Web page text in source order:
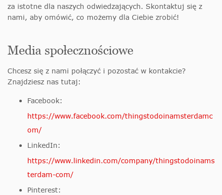
za istotne dla naszych odwiedzających. Skontaktuj się z
nami, aby omówić, co możemy dla Ciebie zrobić!
Media społecznościowe
Chcesz się z nami połączyć i pozostać w kontakcie?
Znajdziesz nas tutaj:
Facebook:
https://www.facebook.com/thingstodoinamsterdamc
om/
LinkedIn:
https://www.linkedin.com/company/thingstodoinams
terdam-com/
Pinterest: